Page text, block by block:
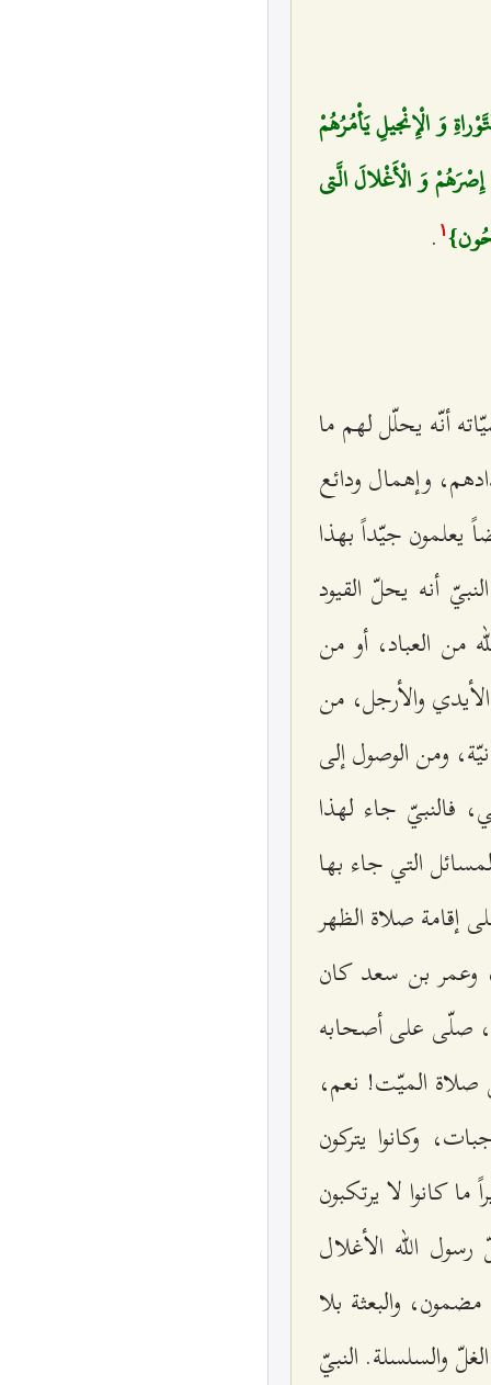
وَ الْإِنْجيلِ يَأْمُرُهُمْ
وَ الْأَغْلالَ الَّتي‌
۱ .
أنّه يحلّل لهم ما
وإهمال ودائع
يعلمون جيّداً بهذا
أنه يحلّ القيود
من العباد، أو من
والأرجل، من
ومن الوصول إلى
فالنبيّ جاء لهذا
التي جاء بها
إقامة صلاة الظهر
وعمر بن سعد كان
صلّى على أصحابه
صلاة الميّت! نعم،
وكانوا يتركون
كانوا لا يرتكبون
الله الأغلال
والبعثة بلا
والسلسلة. النبيّ